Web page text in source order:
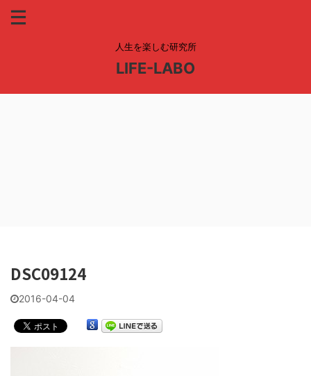
人生を楽しむ研究所
LIFE-LABO
DSC09124
2016-04-04